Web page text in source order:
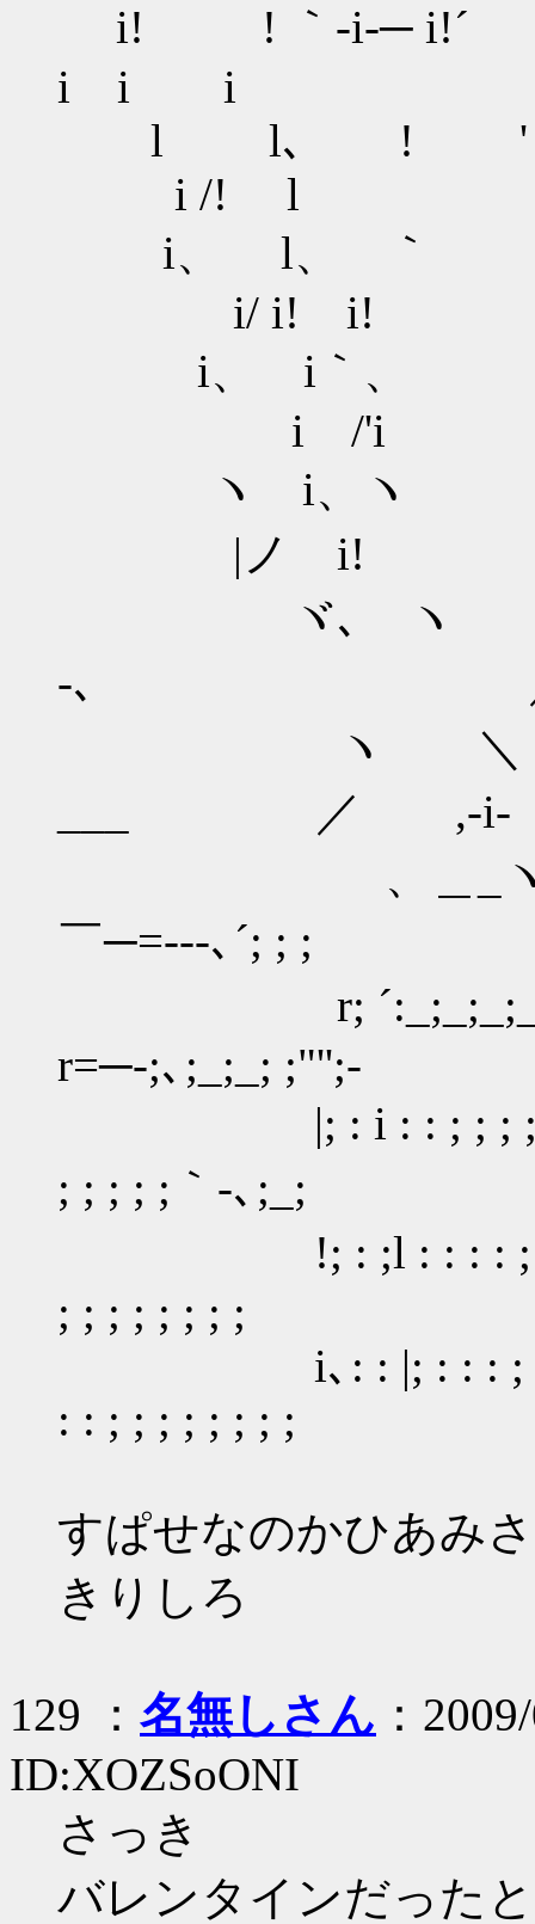
i! ! ｀-i-─
i i i
l l
i /! l
i、 l
i/ i! i!
i、 i
i /'i
ヽ
|ノ i!
ヾ､ ヽ
-､ ／
___ ／ ,-i-
、＿
￣─=---､´; ; ;
r;
r=─-;､;_;_; ;"'';-
|; : i : : ; ; ; ;
; ; ; ; ;｀-､;_;
!; : ;l : : : : ; ; ; ;
; ; ; ; ; ; ; ;
i､: : |; : : : ; ; ; ;
: : ; ; ; ; ; ; ; ;
すぱせなのかひあみ
きりしろ
129 ： 名無しさん ：
ID:XOZSoONI
さっき
バレンタインだった